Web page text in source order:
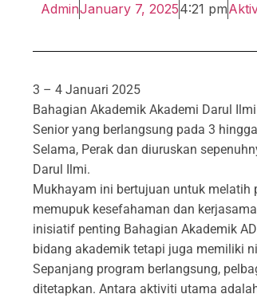
AdminJanuary 7, 20254:21 pm
3 – 4 Januari 2025
Bahagian Akademik Akademi Darul
Senior yang berlangsung pada 3
Selama, Perak dan diuruskan
Darul Ilmi.
Mukhayam ini bertujuan untuk melatih
memupuk kesefahaman dan
inisiatif penting Bahagian Akademik
bidang akademik tetapi juga memiliki
Sepanjang program berlangsung,
ditetapkan. Antara aktiviti utama